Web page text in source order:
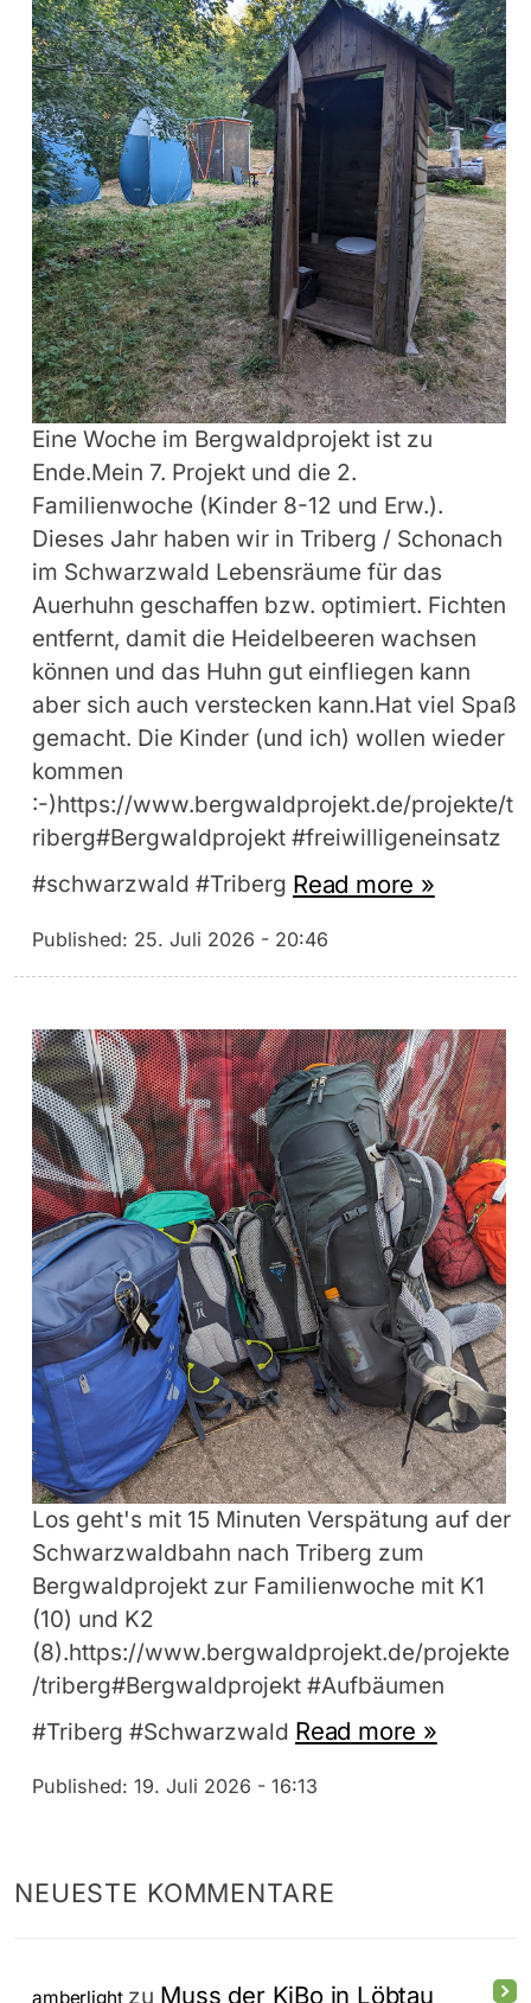
Eine Woche im Bergwaldprojekt ist zu
Ende.Mein 7. Projekt und die 2.
Familienwoche (Kinder 8-12 und Erw.).
Dieses Jahr haben wir in Triberg / Schonach
im Schwarzwald Lebensräume für das
Auerhuhn geschaffen bzw. optimiert. Fichten
entfernt, damit die Heidelbeeren wachsen
können und das Huhn gut einfliegen kann
aber sich auch verstecken kann.Hat viel Spaß
gemacht. Die Kinder (und ich) wollen wieder
kommen
:-)https://www.bergwaldprojekt.de/projekte/t
riberg#Bergwaldprojekt #freiwilligeneinsatz
#schwarzwald #Triberg Read more »
Published: 25. Juli 2026 - 20:46
Los geht's mit 15 Minuten Verspätung auf der
Schwarzwaldbahn nach Triberg zum
Bergwaldprojekt zur Familienwoche mit K1
(10) und K2
(8).https://www.bergwaldprojekt.de/projekte
/triberg#Bergwaldprojekt #Aufbäumen
#Triberg #Schwarzwald Read more »
Published: 19. Juli 2026 - 16:13
NEUESTE KOMMENTARE
amberlightzu Muss der KiBo in Löbtau